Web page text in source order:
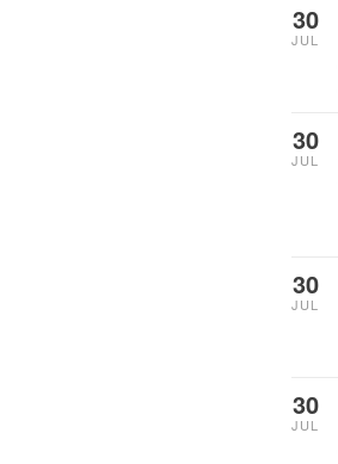
30
JUL
30
JUL
30
JUL
30
JUL